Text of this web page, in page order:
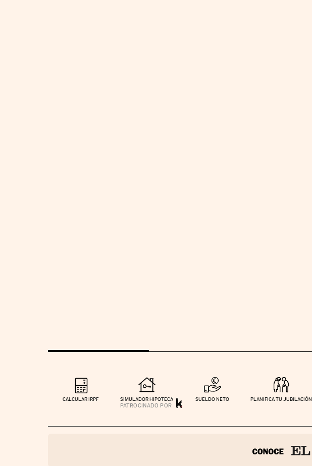
CALCULAR IRPF SIMULADOR HIPOTECA SUELDO NETO PLANIFICA TU JUBILACIÓN